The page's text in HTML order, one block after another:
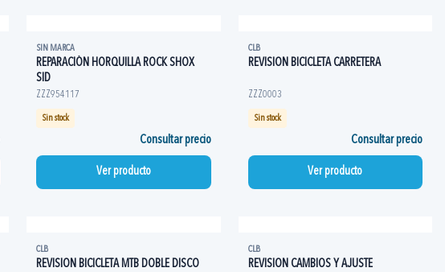
SIN MARCA
REPARACIÓN HORQUILLA ROCK SHOX
SID
ZZZ954117
Sin stock
Consultar precio
Ver producto
CLB
REVISION BICICLETA CARRETERA
ZZZ0003
Sin stock
Consultar precio
Ver producto
CLB
REVISION BICICLETA MTB DOBLE DISCO
CLB
REVISION CAMBIOS Y AJUSTE